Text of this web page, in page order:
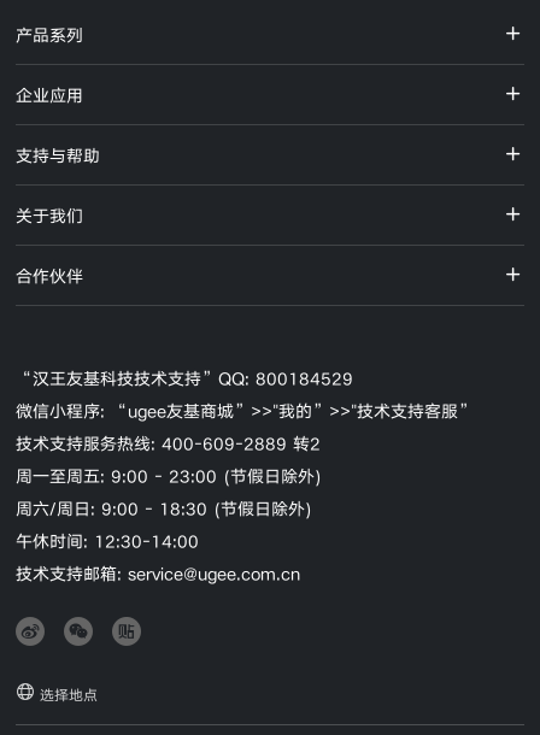
产品系列
企业应用
支持与帮助
关于我们
合作伙伴
“汉王友基科技技术支持”QQ: 800184529
微信小程序: “ugee友基商城”>>"我的”>>"技术支持客服”
技术支持服务热线: 400-609-2889 转2
周一至周五: 9:00 - 23:00 (节假日除外)
周六/周日: 9:00 - 18:30 (节假日除外)
午休时间: 12:30-14:00
技术支持邮箱: service@ugee.com.cn
选择地点